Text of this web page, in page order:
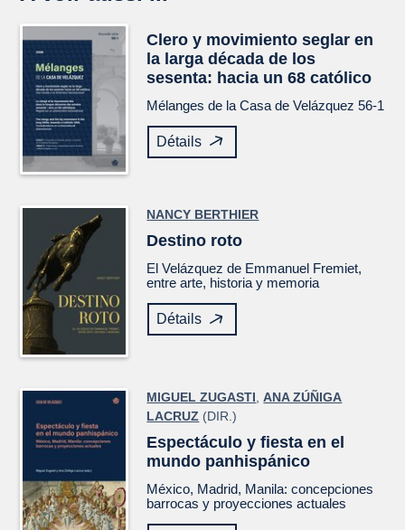
Clero y movimiento seglar en
la larga década de los
sesenta: hacia un 68 católico
Mélanges de la Casa de Velázquez 56-1
Détails
NANCY BERTHIER
Destino roto
ElVelázquez de Emmanuel Fremiet,
entre arte, historia y memoria
Détails
MIGUEL ZUGASTI ,ANA ZÚÑIGA
LACRUZ (DIR.)
Espectáculo y fiesta en el
mundo panhispánico
México, Madrid, Manila: concepciones
barrocas y proyecciones actuales